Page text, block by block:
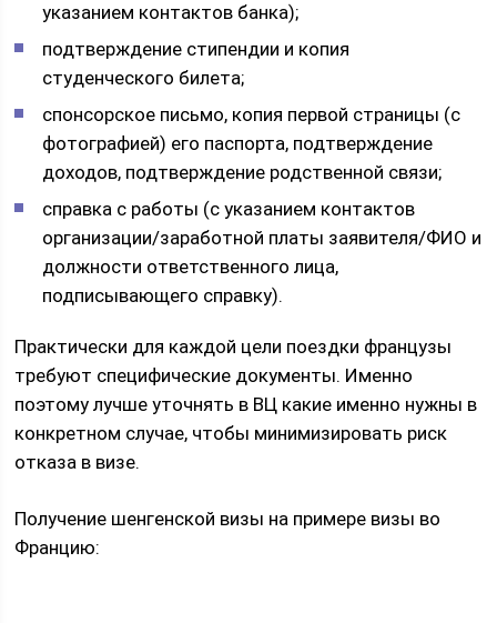
указанием контактов банка);
подтверждение стипендии и копия
студенческого билета;
спонсорское письмо, копия первой страницы (с
фотографией) его паспорта, подтверждение
доходов, подтверждение родственной связи;
справка с работы (с указанием контактов
организации/заработной платы заявителя/ФИО и
должности ответственного лица,
подписывающего справку).
Практически для каждой цели поездки французы
требуют специфические документы. Именно
поэтому лучше уточнять в ВЦ какие именно нужны в
конкретном случае, чтобы минимизировать риск
отказа в визе.
Получение шенгенской визы на примере визы во
Францию: